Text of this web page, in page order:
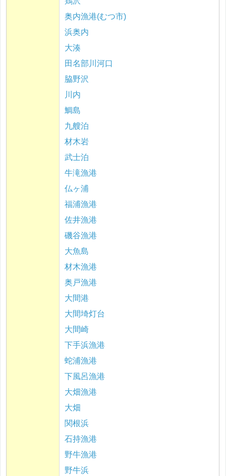
奥内漁港(むつ市)
浜奥内
大湊
田名部川河口
脇野沢
川内
鯛島
九艘泊
材木岩
武士泊
牛滝漁港
仏ヶ浦
福浦漁港
佐井漁港
磯谷漁港
大魚島
材木漁港
奥戸漁港
大間港
大間埼灯台
大間崎
下手浜漁港
蛇浦漁港
下風呂漁港
大畑漁港
大畑
関根浜
石持漁港
野牛漁港
野牛浜